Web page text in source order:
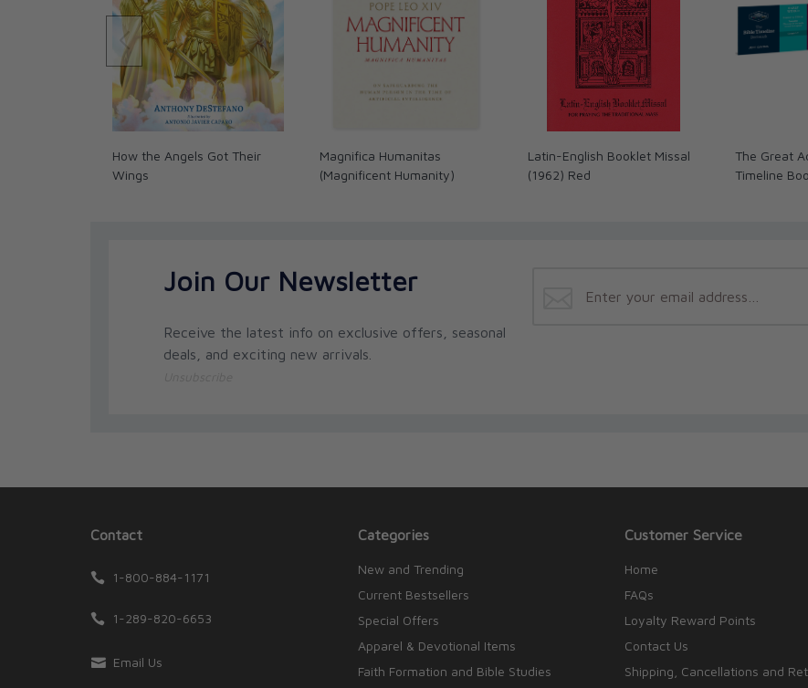
How the Angels Got Their
Wings
Magnifica Humanitas
(Magnificent Humanity)
Latin-English Booklet Missal
(1962) Red
The Great
Timeline
Join Our Newsletter
Receive the latest info on exclusive offers, seasonal
deals, and exciting new arrivals.
Contact
1-800-884-1171
1-289-820-6653
Email Us
Categories
New and Trending
Current Bestsellers
Special Offers
Apparel & Devotional Items
Faith Formation and Bible Studies
Customer Service
Home
FAQs
Loyalty Reward Points
Contact Us
Shipping, Cancellations and